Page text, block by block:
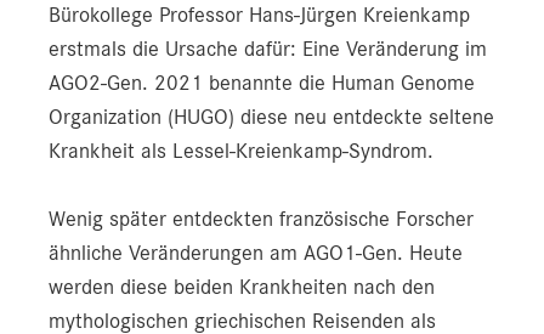
Bürokollege Professor Hans-Jürgen Kreienkamp
erstmals die Ursache dafür: Eine Veränderung im
AGO2-Gen. 2021 benannte die Human Genome
Organization (HUGO) diese neu entdeckte seltene
Krankheit als Lessel-Kreienkamp-Syndrom.
Wenig später entdeckten französische Forscher
ähnliche Veränderungen am AGO1-Gen. Heute
werden diese beiden Krankheiten nach den
mythologischen griechischen Reisenden als